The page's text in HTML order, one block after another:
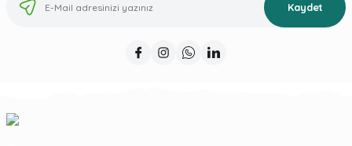
Kaydet